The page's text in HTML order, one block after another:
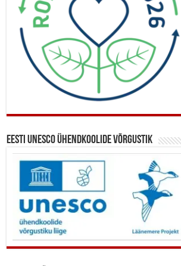
Eesti UNESCO ühendkoolide võrgustik